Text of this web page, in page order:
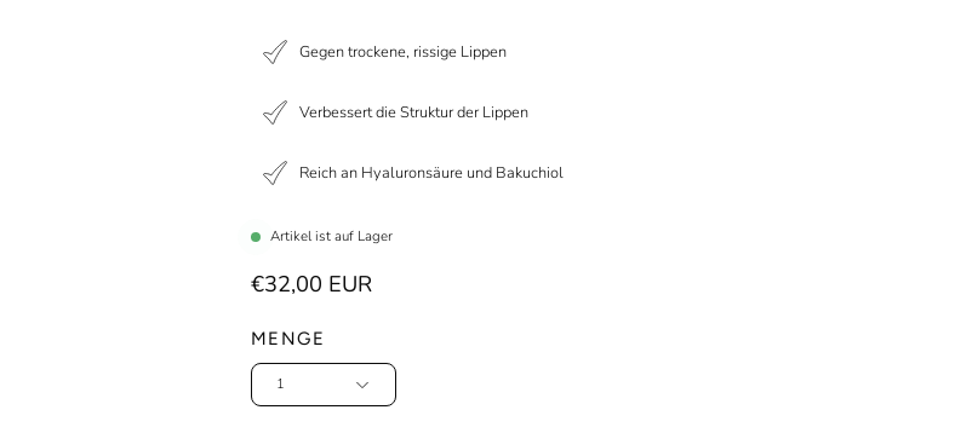
Gegen trockene, rissige Lippen
Verbessert die Struktur der Lippen
Reich an Hyaluronsäure und Bakuchiol
Artikel ist auf Lager
€32,00 EUR
MENGE
1